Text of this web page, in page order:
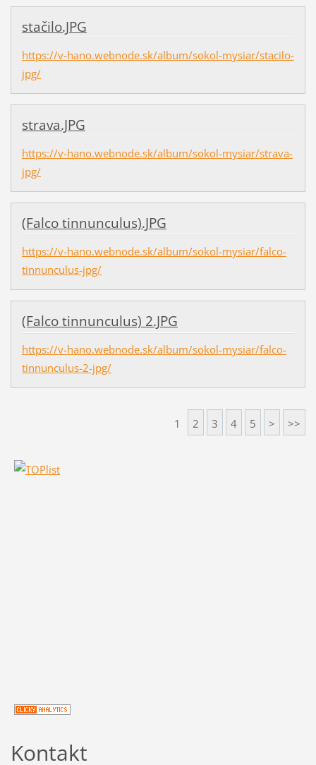
stačilo.JPG
https://v-hano.webnode.sk/album/sokol-mysiar/stacilo-
jpg/
strava.JPG
https://v-hano.webnode.sk/album/sokol-mysiar/strava-
jpg/
(Falco tinnunculus).JPG
https://v-hano.webnode.sk/album/sokol-mysiar/falco-
tinnunculus-jpg/
(Falco tinnunculus) 2.JPG
https://v-hano.webnode.sk/album/sokol-mysiar/falco-
tinnunculus-2-jpg/
1 2 3 4 5 > >>
Kontakt